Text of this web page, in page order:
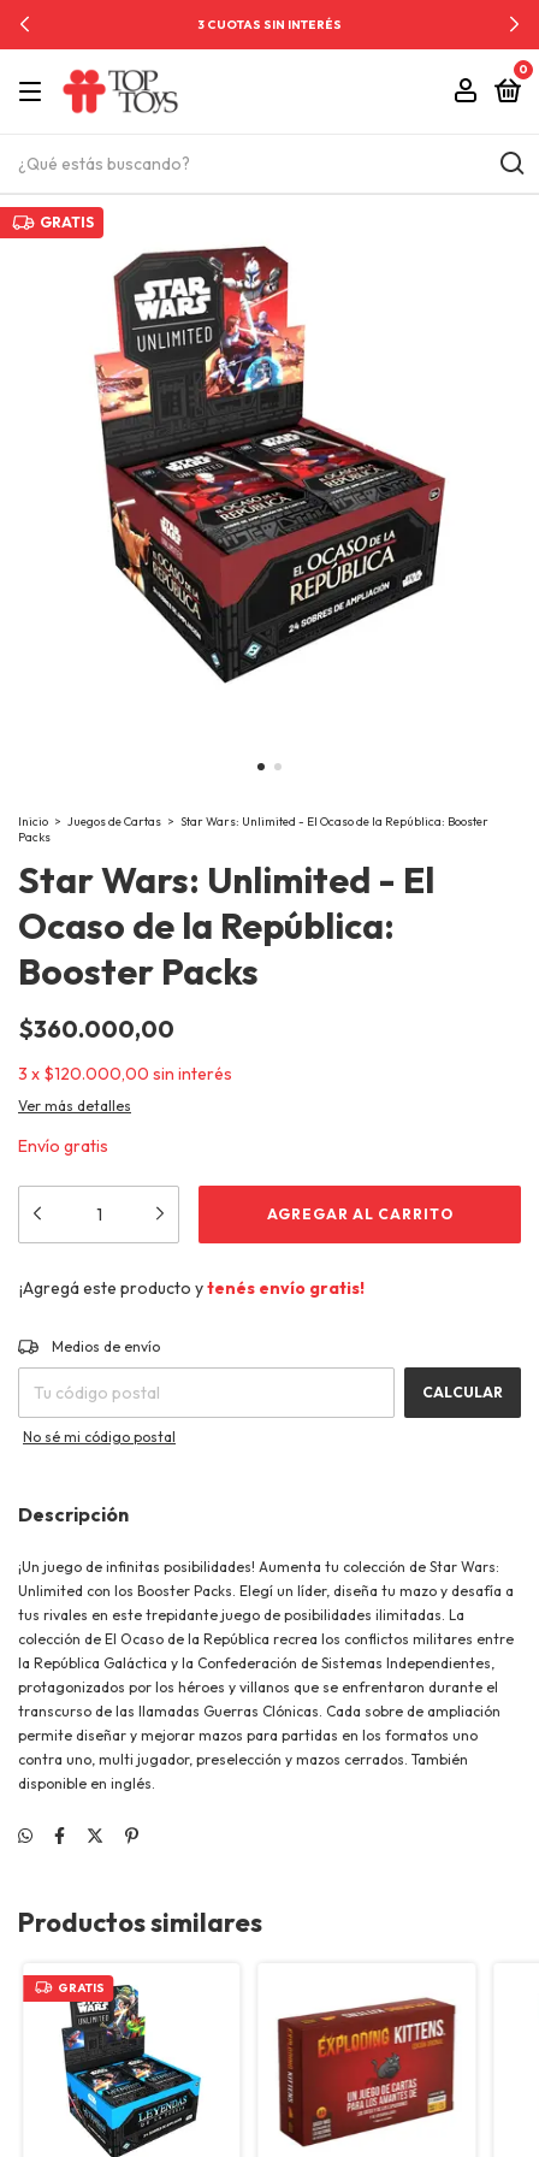
3 CUOTAS SIN INTERÉS
0
GRATIS
Inicio > Juegos de Cartas > Star Wars: Unlimited - El Ocaso de la República: Booster
Packs
Star Wars: Unlimited - El
Ocaso de la República:
Booster Packs
$360.000,00
3 x $120.000,00 sin interés
Ver más detalles
Envío gratis
¡Agregá este producto ytenés envío gratis!
Entregas para el CP:
Medios de envío
CALCULAR
No sé mi código postal
Descripción
¡Un juego de infinitas posibilidades! Aumenta tu colección de Star Wars:
Unlimited con los Booster Packs. Elegí un líder, diseña tu mazo y desafía a
tus rivales en este trepidante juego de posibilidades ilimitadas. La
colección de El Ocaso de la República recrea los conflictos militares entre
la República Galáctica y la Confederación de Sistemas Independientes,
protagonizados por los héroes y villanos que se enfrentaron durante el
transcurso de las llamadas Guerras Clónicas. Cada sobre de ampliación
permite diseñar y mejorar mazos para partidas en los formatos uno
contra uno, multi jugador, preselección y mazos cerrados. También
disponible en inglés.
Productos similares
GRATIS